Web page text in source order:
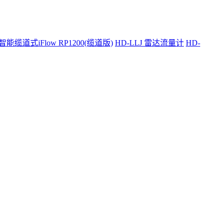
能缆道式iFlow RP1200(缆道版) HD-LLJ 雷达流量计 HD-